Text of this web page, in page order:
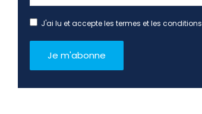
J'ai lu et accepte les termes et les conditions